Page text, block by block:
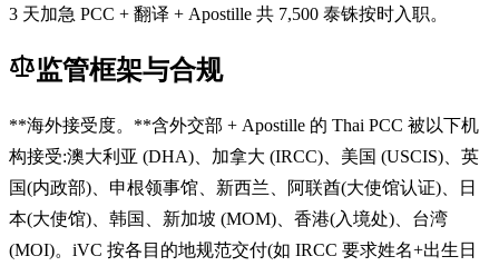
3 天加急 PCC + 翻译 + Apostille 共 7,500 泰铢按时入职。
监管框架与合规
**海外接受度。**含外交部 + Apostille 的 Thai PCC 被以下机
构接受:澳大利亚 (DHA)、加拿大 (IRCC)、美国 (USCIS)、英
国(内政部)、申根领事馆、新西兰、阿联酋(大使馆认证)、日
本(大使馆)、韩国、新加坡 (MOM)、香港(入境处)、台湾
(MOI)。iVC 按各目的地规范交付(如 IRCC 要求姓名+出生日